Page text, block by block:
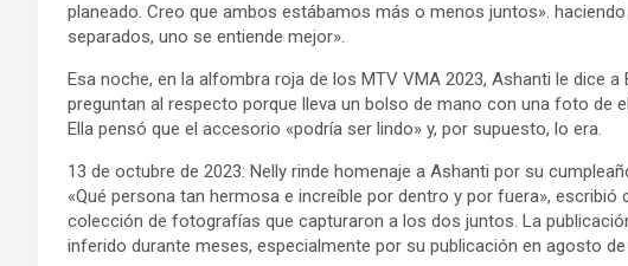
planeado. Creo que ambos estábamos más o menos juntos».
separados, uno se entiende mejor».
Esa noche, en la alfombra roja de los MTV VMA 2023, Ashanti le dice
preguntan al respecto porque lleva un bolso de mano con una foto de
Ella pensó que el accesorio «podría ser lindo» y, por supuesto, lo era.
13 de octubre de 2023: Nelly rinde homenaje a Ashanti por su
«Qué persona tan hermosa e increíble por dentro y por fuera»,
colección de fotografías que capturaron a los dos juntos. La
inferido durante meses, especialmente por su publicación en agosto